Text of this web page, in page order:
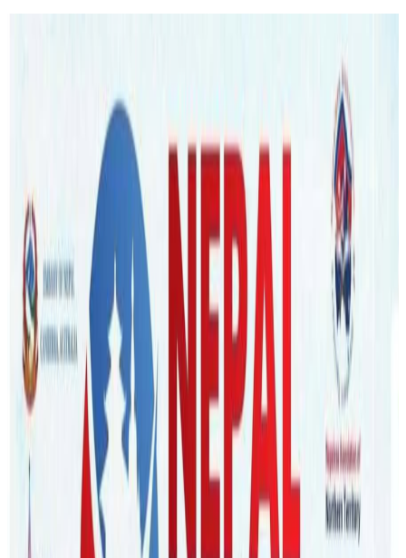
ब्रिजवेनमा खुल्यो नेपाली लगानीको नयाँ कलेज,
व्यवहारिक पढाईमा जोड दिने घोषणा
Nepaltube Australia